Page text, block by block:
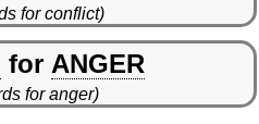
for conflict)
for ANGER
for anger)